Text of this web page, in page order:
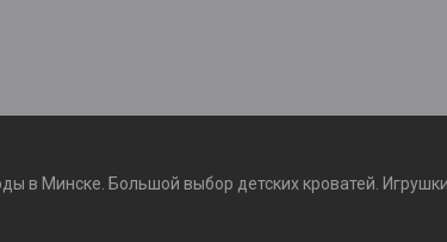
в Минске. Большой выбор детских кроватей.